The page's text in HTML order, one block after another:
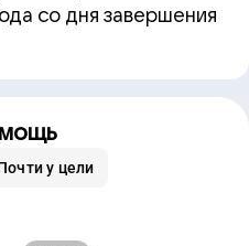
со дня завершения
у цели